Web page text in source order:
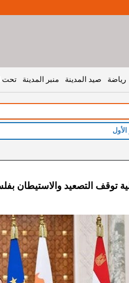
رياضة صيد المدينة منبر المدينة تحت
توقف التصعيد والاستيطان